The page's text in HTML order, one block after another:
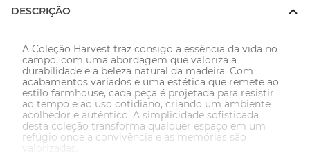
DESCRIÇÃO
A Coleção Harvest traz consigo a essência da vida no
campo, com uma abordagem que valoriza a
durabilidade e a beleza natural da madeira. Com
acabamentos variados e uma estética que remete ao
estilo farmhouse, cada peça é projetada para resistir
ao tempo e ao uso cotidiano, criando um ambiente
acolhedor e autêntico. A simplicidade sofisticada
desta coleção transforma qualquer espaço em um
refúgio onde a convivência e as memórias são
valorizadas.